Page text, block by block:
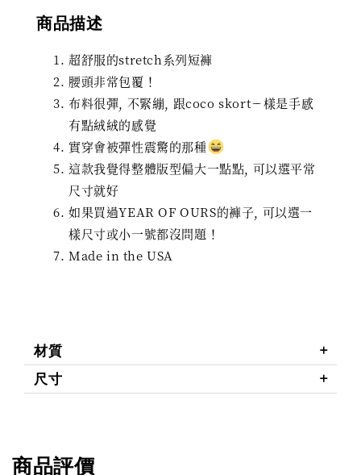
商品描述
超舒服的stretch系列短褲
腰頭非常包覆！
布料很彈, 不緊繃, 跟coco skortㄧ樣是手感
有點絨絨的感覺
實穿會被彈性震驚的那種
這款我覺得整體版型偏大一點點, 可以選平常
尺寸就好
如果買過YEAR OF OURS的褲子, 可以選一
樣尺寸或小一號都沒問題！
Made in the USA
材質
尺寸
商品評價